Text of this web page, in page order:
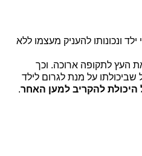
ונכונותו להעניק מעצמו ללא
העץ לתקופה ארוכה. וכך
על מנת לגרום לילד
להקריב למען האחר.